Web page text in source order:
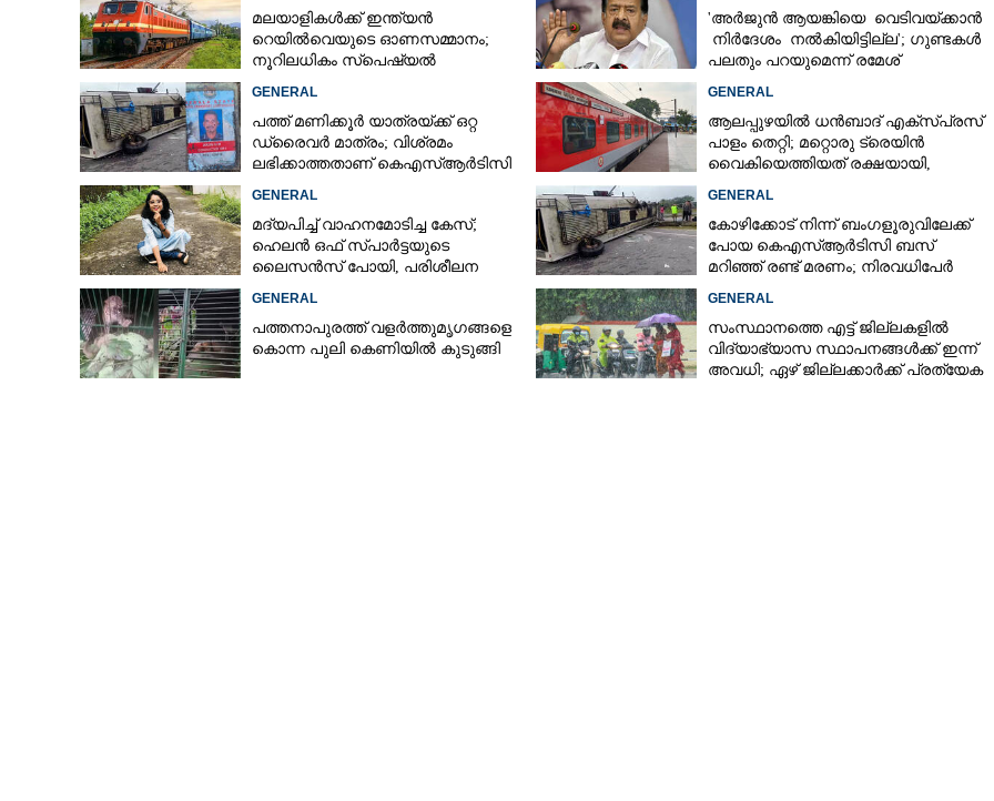
മലയാളികൾക്ക് ഇന്ത്യൻ
റെയിൽവെയുടെ ഓണസമ്മാനം;
നൂറിലധികം സ്‌പെഷ്യൽ
'അർജുൻ ആയങ്കിയെ വെടിവയ്ക്കാൻ
നിർദേശം നൽകിയിട്ടില്ല'; ഗുണ്ടകൾ
പലതും പറയുമെന്ന് രമേശ്
GENERAL
പത്ത് മണിക്കൂർ യാത്രയ്‌ക്ക് ഒറ്റ
ഡ്രൈവർ മാത്രം; വിശ്രമം
ലഭിക്കാത്തതാണ് കെഎസ്‌ആർടിസി
GENERAL
ആലപ്പുഴയിൽ ധൻബാദ് എക്‌സ്പ്രസ്
പാളം തെറ്റി; മറ്റൊരു ട്രെയിൻ
വൈകിയെത്തിയത് രക്ഷയായി,
GENERAL
മദ്യപിച്ച് വാഹനമോടിച്ച കേസ്;
ഹെലൻ ഒഫ് സ്പാർട്ടയുടെ
ലൈസൻസ് പോയി, പരിശീലന
GENERAL
കോഴിക്കോട് നിന്ന് ബംഗളൂരുവിലേക്ക്
പോയ കെഎസ്‌ആർടിസി ബസ്
മറിഞ്ഞ് രണ്ട് മരണം; നിരവധിപേർ
GENERAL
പത്തനാപുരത്ത് വളർത്തുമൃഗങ്ങളെ
കൊന്ന പുലി കെണിയിൽ കുടുങ്ങി
GENERAL
സംസ്ഥാനത്തെ എട്ട് ജില്ലകളിൽ
വിദ്യാഭ്യാസ സ്ഥാപനങ്ങൾക്ക് ഇന്ന്
അവധി; ഏഴ് ജില്ലക്കാർക്ക് പ്രത്യേക
കനത്ത മഴയിൽ റോഡിലേക്ക് മരം വീണ്
ഗതാഗതം സ്‌തംഭിച്ചു; പെരുവഴിയിലായ
ആംബുലൻസിലെ രോഗി മരിച്ചു